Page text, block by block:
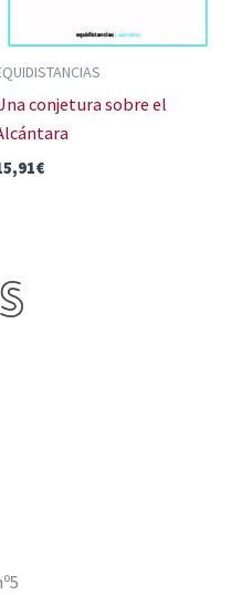
conjetura sobre el
€